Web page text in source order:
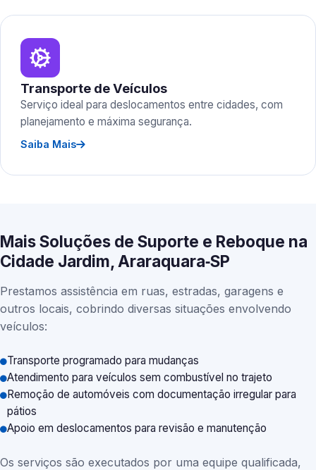
Transporte de Veículos
Serviço ideal para deslocamentos entre cidades, com
planejamento e máxima segurança.
Saiba Mais
Mais Soluções de Suporte e Reboque na
Cidade Jardim, Araraquara‑SP
Prestamos assistência em ruas, estradas, garagens e
outros locais, cobrindo diversas situações envolvendo
veículos:
Transporte programado para mudanças
Atendimento para veículos sem combustível no trajeto
Remoção de automóveis com documentação irregular para
pátios
Apoio em deslocamentos para revisão e manutenção
Os serviços são executados por uma equipe qualificada,